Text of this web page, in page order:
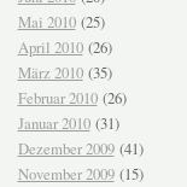
Mai 2010(25)
April 2010(26)
März 2010(35)
Februar 2010(26)
Januar 2010(31)
Dezember 2009(41)
November 2009(15)